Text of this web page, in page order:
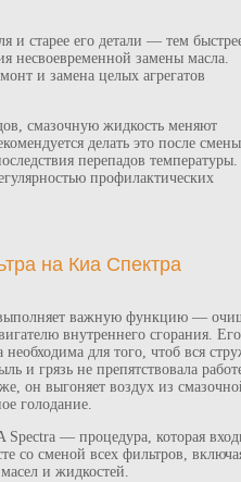
и старее его детали — тем
несвоевременной замены масла.
и замена целых агрегатов
смазочную жидкость меняют
делать это после смены
перепадов температуры.
профилактических
на Киа Спектра
важную функцию —
внутреннего сгорания. Его
для того, чтоб вся
и грязь не препятствовала
он выгоняет воздух из
голодание.
Spectra — процедура, которая
со сменой всех фильтров,
и жидкостей.